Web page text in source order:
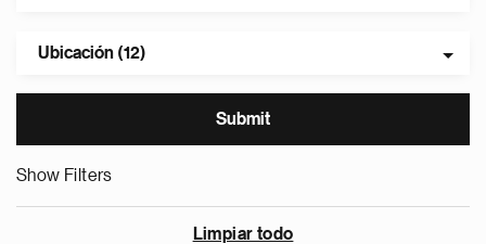
Ubicación (12)
Show Filters
Limpiar todo